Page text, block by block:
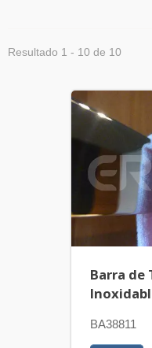
Resultado 1 - 10 de 10
Barra de
BA38811